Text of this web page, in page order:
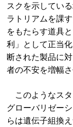
スクを示してい
ラトリアムを課
をもたらす道具
利」として正当
断された製品に
者の不安を増幅さ
このようなスタ
グローバリゼー
らは遺伝子組換